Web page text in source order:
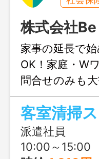
株式会社
家事の延長で
OK！家庭・W
問合せのみも
ご連絡くださ
客室清掃
派遣社員
10:00～15:00